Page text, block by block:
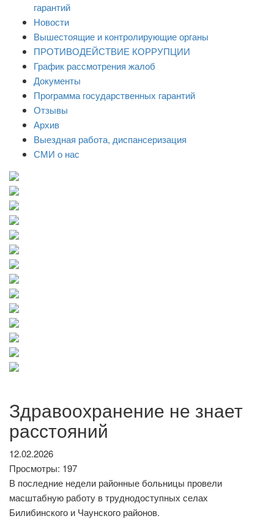
гарантий
Новости
Вышестоящие и контролирующие органы
ПРОТИВОДЕЙСТВИЕ КОРРУПЦИИ
График рассмотрения жалоб
Документы
Программа государственных гарантий
Отзывы
Архив
Выездная работа, диспансеризация
СМИ о нас
Здравоохранение не знает
расстояний
12.02.2026
Просмотры: 197
В последние недели районные больницы провели
масштабную работу в труднодоступных селах
Билибинского и Чаунского районов.